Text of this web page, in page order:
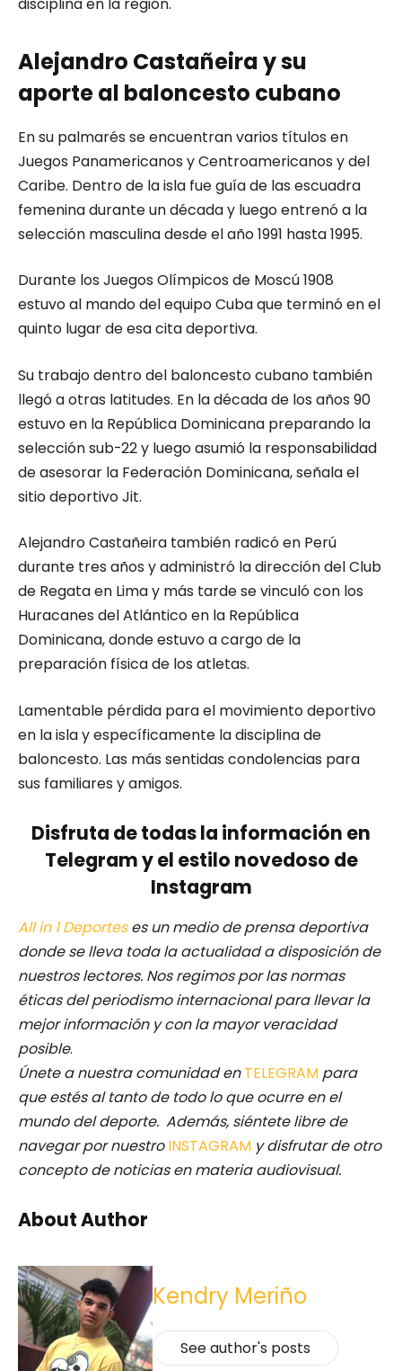
disciplina en la región.
Alejandro Castañeira y su
aporte al baloncesto cubano
En su palmarés se encuentran varios títulos en
Juegos Panamericanos y Centroamericanos y del
Caribe. Dentro de la isla fue guía de las escuadra
femenina durante un década y luego entrenó a la
selección masculina desde el año 1991 hasta 1995.
Durante los Juegos Olímpicos de Moscú 1908
estuvo al mando del equipo Cuba que terminó en el
quinto lugar de esa cita deportiva.
Su trabajo dentro del baloncesto cubano también
llegó a otras latitudes. En la década de los años 90
estuvo en la República Dominicana preparando la
selección sub-22 y luego asumió la responsabilidad
de asesorar la Federación Dominicana, señala el
sitio deportivo Jit.
Alejandro Castañeira también radicó en Perú
durante tres años y administró la dirección del Club
de Regata en Lima y más tarde se vinculó con los
Huracanes del Atlántico en la República
Dominicana, donde estuvo a cargo de la
preparación física de los atletas.
Lamentable pérdida para el movimiento deportivo
en la isla y específicamente la disciplina de
baloncesto. Las más sentidas condolencias para
sus familiares y amigos.
Disfruta de todas la información en
Telegram y el estilo novedoso de
Instagram
All in 1 Deporteses un medio de prensa deportiva
donde se lleva toda la actualidad a disposición de
nuestros lectores. Nos regimos por las normas
éticas del periodismo internacional para llevar la
mejor información y con la mayor veracidad
posible.
Únete a nuestra comunidad enTELEGRAM para
que estés al tanto de todo lo que ocurre en el
mundo del deporte. Además, siéntete libre de
navegar por nuestro INSTAGRAM y disfrutar de otro
concepto de noticias en materia audiovisual.
About Author
Kendry Meriño
See author's posts